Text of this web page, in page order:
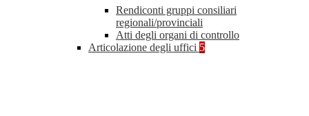
Rendiconti gruppi consiliari
regionali/provinciali
Atti degli organi di controllo
Articolazione degli uffici 5